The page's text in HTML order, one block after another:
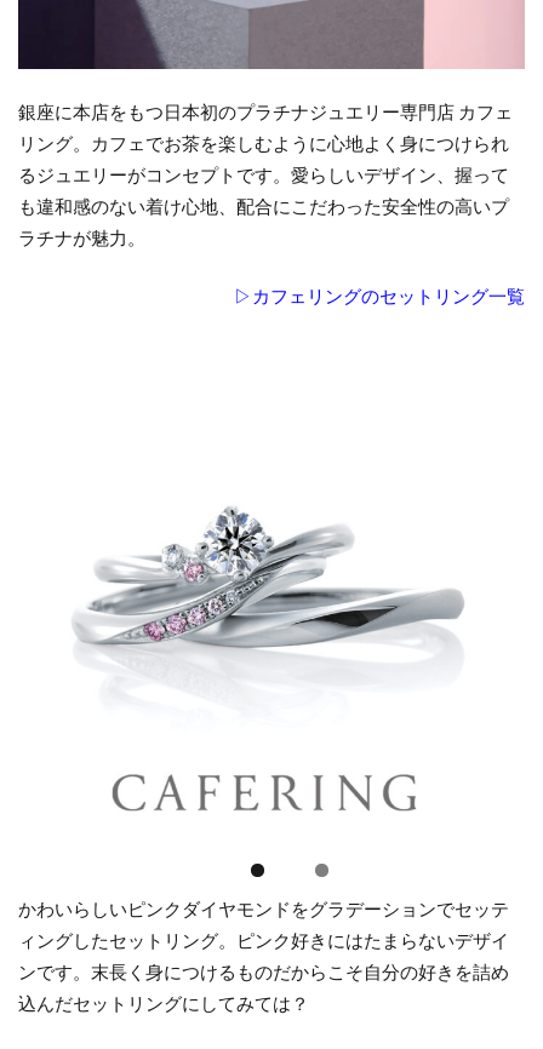
銀座に本店をもつ日本初のプラチナジュエリー専門店 カフェ
リング。カフェでお茶を楽しむように心地よく身につけられ
るジュエリーがコンセプトです。愛らしいデザイン、握って
も違和感のない着け心地、配合にこだわった安全性の高いプ
ラチナが魅力。
▷カフェリングのセットリング一覧
かわいらしいピンクダイヤモンドをグラデーションでセッテ
ィングしたセットリング。ピンク好きにはたまらないデザイ
ンです。末長く身につけるものだからこそ自分の好きを詰め
込んだセットリングにしてみては？